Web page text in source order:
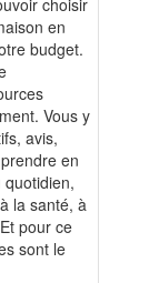
en
budget.
Vous y
avis,
en
la santé, à
pour ce
sont le